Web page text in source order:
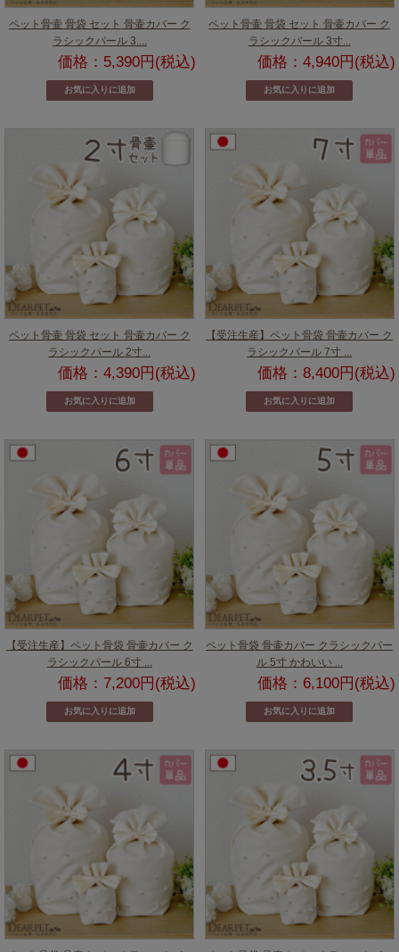
ペット骨壷 骨袋 セット 骨壷カバー ク
ラシックパール 3....
価格：5,390円(税込)
ペット骨壷 骨袋 セット 骨壷カバー ク
ラシックパール 3寸...
価格：4,940円(税込)
ペット骨壷 骨袋 セット 骨壷カバー ク
ラシックパール 2寸...
価格：4,390円(税込)
【受注生産】ペット骨袋 骨壷カバー ク
ラシックパール 7寸 ...
価格：8,400円(税込)
【受注生産】ペット骨袋 骨壷カバー ク
ラシックパール 6寸 ...
価格：7,200円(税込)
ペット骨袋 骨壷カバー クラシックパー
ル 5寸 かわいい ...
価格：6,100円(税込)